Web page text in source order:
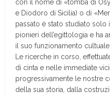
con il nome di «tomba di
e Diodoro di Sicilia) o di
passato è stato studiato solo
pionieri dell’egittologia e ha
il suo funzionamento
Le ricerche in corso,
di cinta e nelle immediate
progressivamente le nostre
della sua storia, dalla